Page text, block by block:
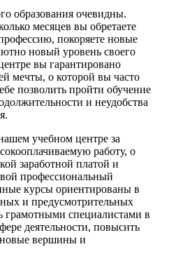
образования очевидны.
месяцев вы обретаете
покоряете новые
новый уровень своего
вы гарантировано
мечты, о которой вы часто
позволить пройти обучение
и неудобства
учебном центре за
работу, о
заработной платой и
профессиональный
курсы ориентированы в
и предусмотрительных
грамотными специалистами в
деятельности, повысить
новые вершины и